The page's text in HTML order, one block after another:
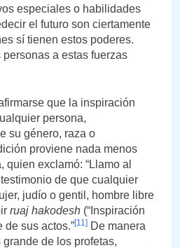
especiales o habilidades
el futuro son ciertamente
sí tienen estos poderes.
a estas fuerzas
que la inspiración
persona,
su género, raza o
proviene nada menos
exclamó: “Llamo al
de que cualquier
judío o gentil, hombre libre
ruaj hakodesh (“Inspiración
de sus actos.”[11] De manera
de los profetas,